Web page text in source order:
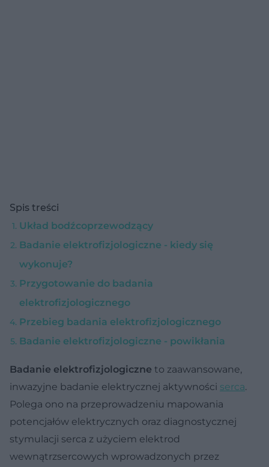
Spis treści
Układ bodźcoprzewodzący
Badanie elektrofizjologiczne - kiedy się
wykonuje?
Przygotowanie do badania
elektrofizjologicznego
Przebieg badania elektrofizjologicznego
Badanie elektrofizjologiczne - powikłania
Badanie elektrofizjologiczne to zaawansowane,
inwazyjne badanie elektrycznej aktywności serca.
Polega ono na przeprowadzeniu mapowania
potencjałów elektrycznych oraz diagnostycznej
stymulacji serca z użyciem elektrod
wewnątrzsercowych wprowadzonych przez